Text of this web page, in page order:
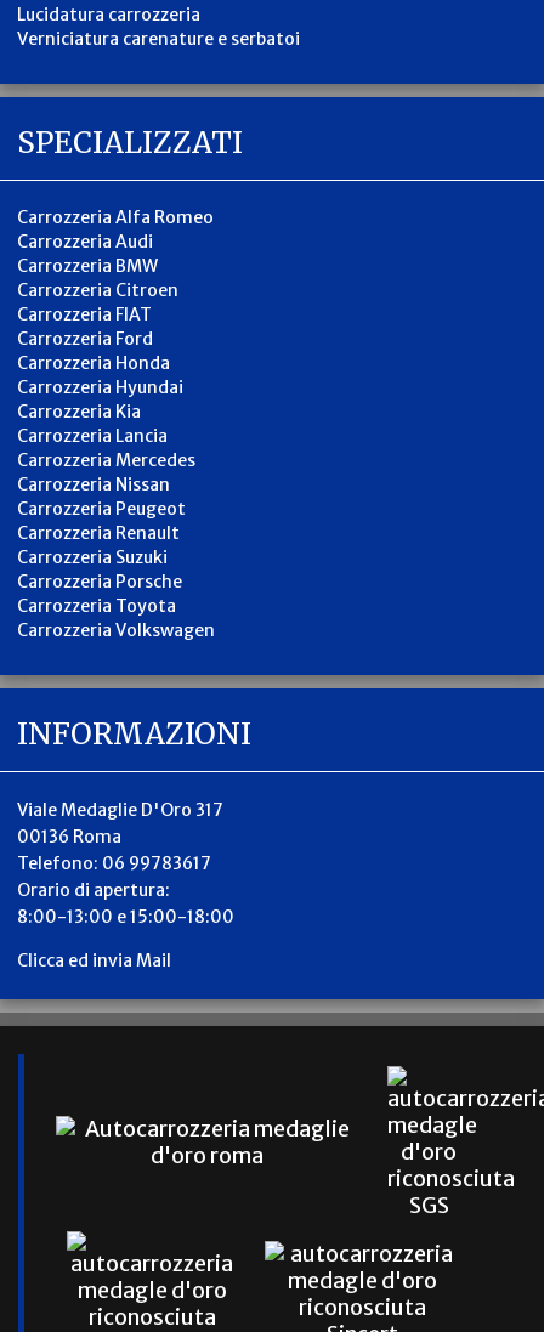
Lucidatura carrozzeria
Verniciatura carenature e serbatoi
SPECIALIZZATI
Carrozzeria Alfa Romeo
Carrozzeria Audi
Carrozzeria BMW
Carrozzeria Citroen
Carrozzeria FIAT
Carrozzeria Ford
Carrozzeria Honda
Carrozzeria Hyundai
Carrozzeria Kia
Carrozzeria Lancia
Carrozzeria Mercedes
Carrozzeria Nissan
Carrozzeria Peugeot
Carrozzeria Renault
Carrozzeria Suzuki
Carrozzeria Porsche
Carrozzeria Toyota
Carrozzeria Volkswagen
INFORMAZIONI
Viale Medaglie D'Oro 317
00136 Roma
Telefono: 06 99783617
Orario di apertura:
8:00-13:00 e 15:00-18:00
Clicca ed invia Mail